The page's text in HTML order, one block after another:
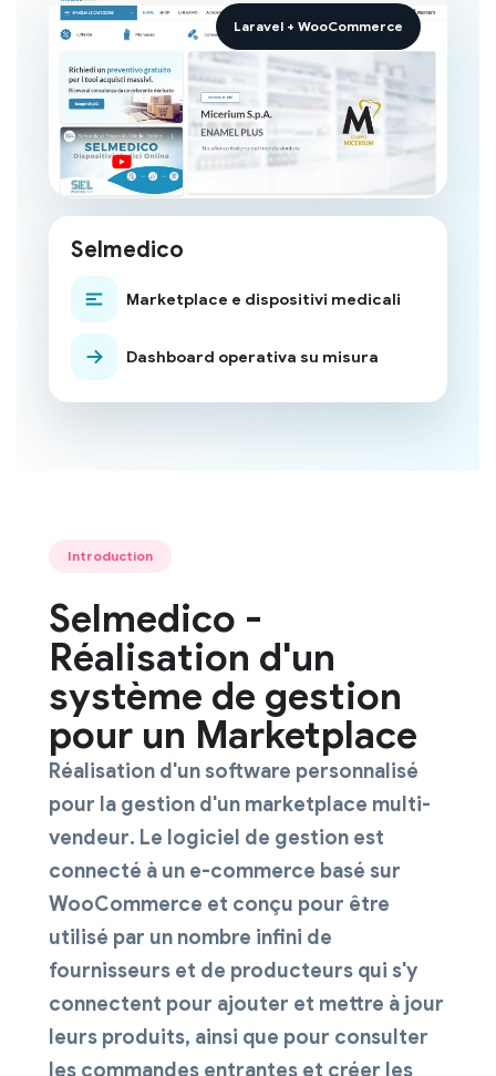
Laravel + WooCommerce
Selmedico
Marketplace e dispositivi medicali
Dashboard operativa su misura
Introduction
Selmedico -
Réalisation d'un
système de gestion
pour un Marketplace
Réalisation d'unsoftware personnalisé
pour la gestion d'un marketplace multi-
vendeur. Le logiciel de gestion est
connecté à un e-commerce basé sur
WooCommerce et conçu pour être
utilisé par un nombre infini de
fournisseurs et de producteurs qui s'y
connectent pour ajouter et mettre à jour
leurs produits, ainsi que pour consulter
les commandes entrantes et créer les